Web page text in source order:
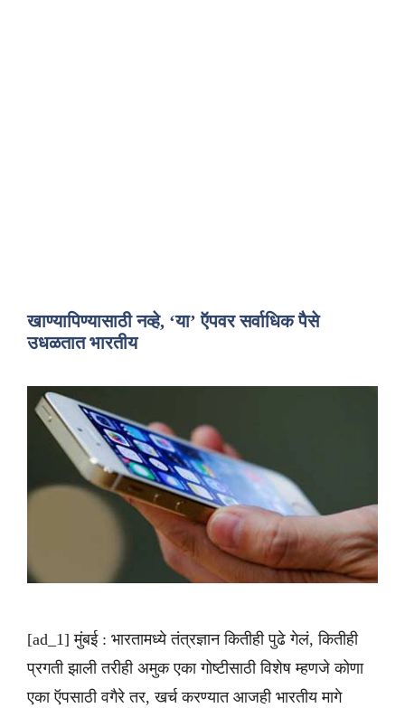
खाण्यापिण्यासाठी नव्हे, ‘या’ ऍपवर सर्वाधिक पैसे
उधळतात भारतीय
[ad_1] मुंबई : भारतामध्ये तंत्रज्ञान कितीही पुढे गेलं, कितीही
प्रगती झाली तरीही अमुक एका गोष्टीसाठी विशेष म्हणजे कोणा
एका ऍपसाठी वगैरे तर, खर्च करण्यात आजही भारतीय मागे